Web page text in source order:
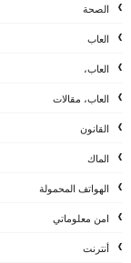
الصحة
العاب
العاب،
العاب، مقالات
القانون
الماك
الهواتف المحمولة
امن معلوماتي
أنترنت